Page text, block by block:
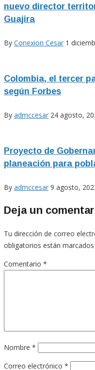
nuevo director
Guajira
By Conexion Cesar 1
Colombia, el tercer
según Forbes
By admccesar 24 agosto,
Proyecto de
planeación para
By admccesar 9 agosto,
Deja un
Tu dirección de correo
obligatorios están
Comentario *
Nombre *
Correo electrónico *